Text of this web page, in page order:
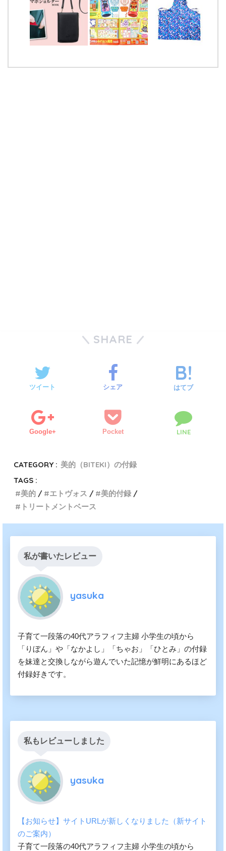
SHARE
ツイート シェア はてブ
Google+ Pocket LINE
CATEGORY : 美的（BITEKI）の付録
TAGS :
美的
エトヴォス
美的付録
トリートメントベース
私が書いたレビュー
yasuka
子育て一段落の40代アラフィフ主婦 小学生の頃から
「りぼん」や「なかよし」「ちゃお」「ひとみ」の付録
を妹達と交換しながら遊んでいた記憶が鮮明にあるほど
付録好きです。
私もレビューしました
yasuka
【お知らせ】サイトURLが新しくなりました（新サイト
のご案内）
子育て一段落の40代アラフィフ主婦 小学生の頃から